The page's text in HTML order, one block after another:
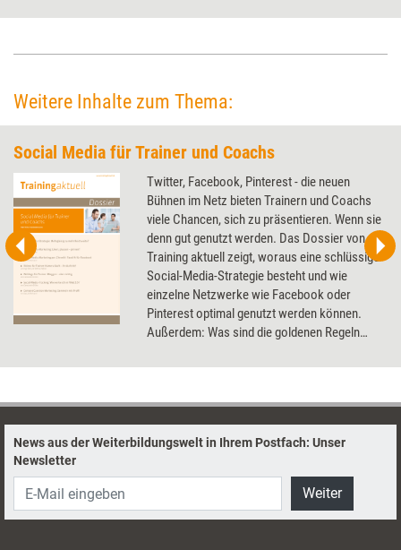
Weitere Inhalte zum Thema:
Social Media für Trainer und Coachs
Twitter, Facebook, Pinterest - die neuen
Bühnen im Netz bieten Trainern und Coachs
viele Chancen, sich zu präsentieren. Wenn sie
denn gut genutzt werden. Das Dossier von
Training aktuell zeigt, woraus eine schlüssige
Social-Media-Strategie besteht und wie
einzelne Netzwerke wie Facebook oder
Pinterest optimal genutzt werden können.
Außerdem: Was sind die goldenen Regeln
mich mit einer Videobotschaft ideal in Szene?
News aus der Weiterbildungswelt in Ihrem Postfach: Unser
Newsletter
Weiter